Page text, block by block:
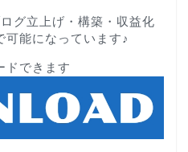
グ立上げ・構築・収益化
可能になっています♪
ドできます